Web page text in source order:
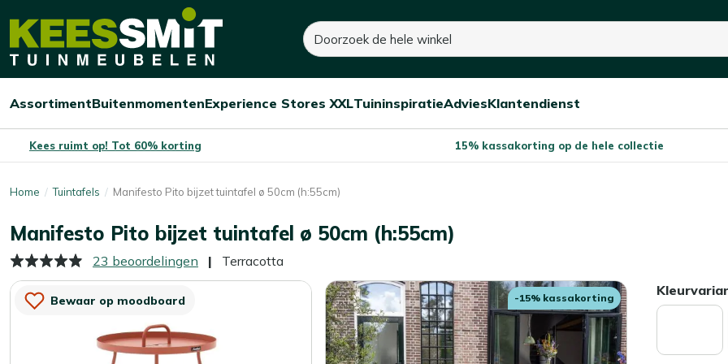
Kees
Tuinmeubelen
Zoeken
Open/sluit
Assortiment
Open/sluit
Buitenmomenten
Open/sluit
Experience Stores XXL
Open/sluit
Tuininspiratie
Open/sluit
Advies
Open/sluit
Klantendienst
Kees ruimt op! Tot 60% korting 15% kassakorting op de hele collectie
Home Tuintafels Manifesto Pito bijzet tuintafel ø 50cm (h:55cm)
Manifesto Pito bijzet tuintafel ø 50cm (h:55cm)
Terracotta
23 beoordelingen
Bewaar op moodboard -15% kassakorting
60,- 90,-
Je bespaart:30,- (-33%)
Dit product is niet op voorraad